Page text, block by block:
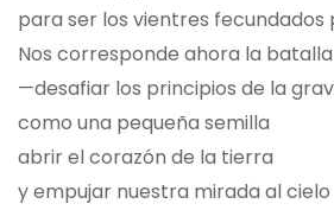
para ser los vientres fecundados
Nos corresponde ahora la batalla
—desafiar los principios de la
como una pequeña semilla
abrir el corazón de la tierra
y empujar nuestra mirada al cielo